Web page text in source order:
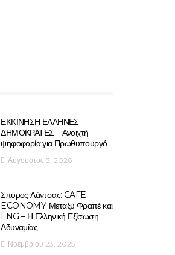
ΕΚΚΙΝΗΣΗ ΕΛΛΗΝΕΣ
ΔΗΜΟΚΡΑΤΕΣ – Ανοιχτή
ψηφοφορία για Πρωθυπουργό
Αύγουστος 3, 2026
Σπύρος Λάντσας: CAFE
ECONOMY: Μεταξύ Φραπέ και
LNG – Η Ελληνική Εξίσωση
Αδυναμίας
Νοεμβρίου 23, 2025